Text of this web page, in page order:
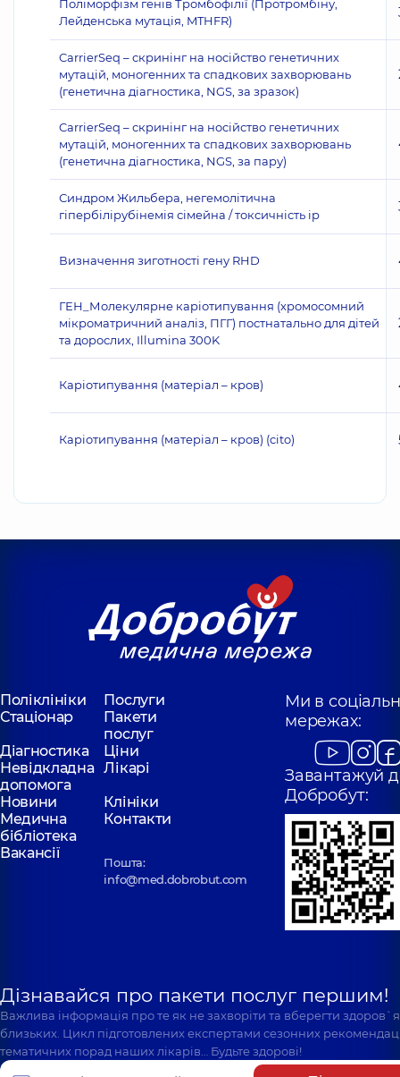
Поліморфізм генів Тромбофілії (Протромбіну,
Лейденська мутація, MTHFR)
CarrierSeq – скринінг на носійство генетичних
мутацій, моногенних та спадкових захворювань
(генетична діагностика, NGS, за зразок)
CarrierSeq – скринінг на носійство генетичних
мутацій, моногенних та спадкових захворювань
(генетична діагностика, NGS, за пару)
Синдром Жильбера, негемолітична
гіпербілірубінемія сімейна / токсичність ір
Визначення зиготності гену RHD
ГЕН_Молекулярне каріотипування (хромосомний
мікроматричний аналіз, ПГГ) постнатально для дітей
та дорослих, Illumina 300K
Каріотипування (матеріал – кров)
Каріотипування (матеріал – кров) (cito)
Поліклініки
Послуги
Стаціонар
Пакети
послуг
Діагностика
Ціни
Невідкладна
допомога
Лікарі
Новини
Клініки
Медична
бібліотека
Контакти
Вакансії
Пошта:
info@med.dobrobut.com
Ми в
мережах:
Завантажуй
Добробут:
Дізнавайся про пакети послуг першим!
Важлива інформація про те як не захворіти та вберегти
близьких. Цикл підготовлених експертами сезонних
тематичних порад наших лікарів… Будьте здорові!